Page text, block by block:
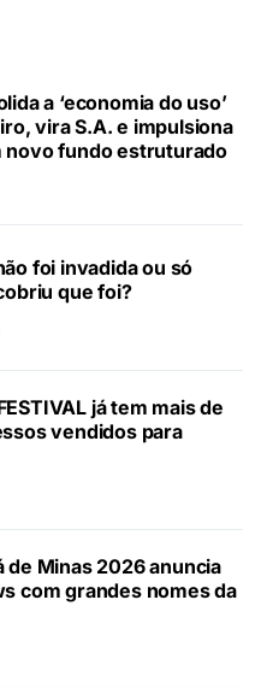
a ‘economia do uso’
vira S.A. e impulsiona
novo fundo estruturado
foi invadida ou só
que foi?
já tem mais de
vendidos para
de Minas 2026 anuncia
com grandes nomes da